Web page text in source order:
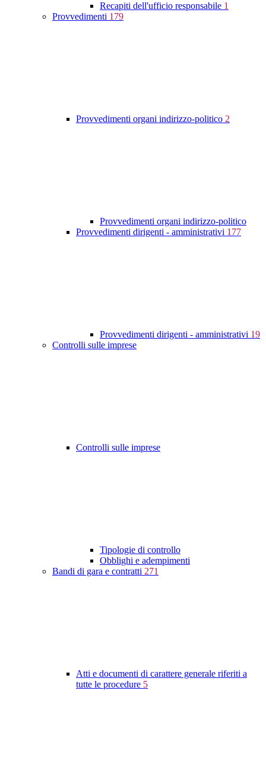
Recapiti dell'ufficio responsabile 1
Provvedimenti 179
Provvedimenti organi indirizzo-politico 2
Provvedimenti organi indirizzo-politico
Provvedimenti dirigenti - amministrativi 177
Provvedimenti dirigenti - amministrativi 19
Controlli sulle imprese
Controlli sulle imprese
Tipologie di controllo
Obblighi e adempimenti
Bandi di gara e contratti 271
Atti e documenti di carattere generale riferiti a
tutte le procedure 5